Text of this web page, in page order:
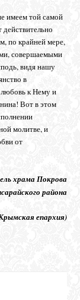
имеем той самой
по крайней мере,
совершаемыми
видя нашу
в
к Нему и
Вот в этом
молитве, и
от
храма Покрова
района
епархия)